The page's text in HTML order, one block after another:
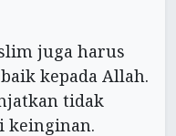
juga harus
kepada Allah.
tidak
keinginan.